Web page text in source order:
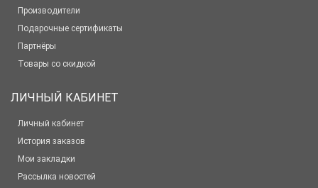
Производители
Подарочные сертификаты
Партнёры
Товары со скидкой
ЛИЧНЫЙ КАБИНЕТ
Личный кабинет
История заказов
Мои закладки
Рассылка новостей